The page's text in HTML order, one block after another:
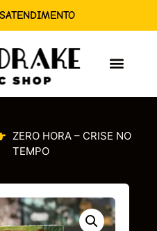
ATENDIMENTO
ZERO HORA – CRISE NO
TEMPO